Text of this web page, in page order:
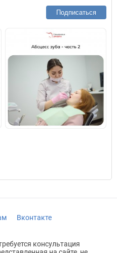
Подписаться
Вконтакте
консультация